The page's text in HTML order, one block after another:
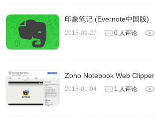
印象笔记 (Evernote中国版)
2018-09-27 0 人评论
Zoho Notebook Web Clipper
2018-01-04 1 人评论